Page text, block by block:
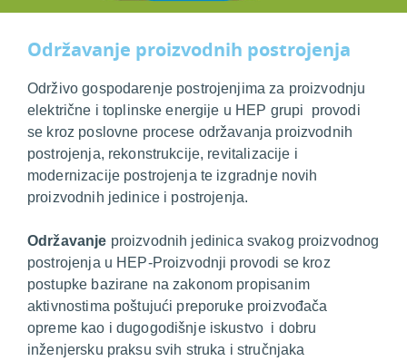
Održavanje proizvodnih postrojenja
Održivo gospodarenje postrojenjima za proizvodnju
električne i toplinske energije u HEP grupi provodi
se kroz poslovne procese održavanja proizvodnih
postrojenja, rekonstrukcije, revitalizacije i
modernizacije postrojenja te izgradnje novih
proizvodnih jedinice i postrojenja.
Održavanje proizvodnih jedinica svakog proizvodnog
postrojenja u HEP-Proizvodnji provodi se kroz
postupke bazirane na zakonom propisanim
aktivnostima poštujući preporuke proizvođača
opreme kao i dugogodišnje iskustvo i dobru
inženjersku praksu svih struka i stručnjaka